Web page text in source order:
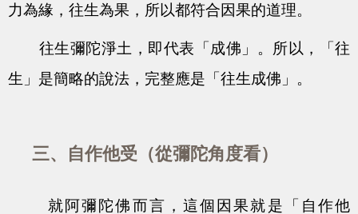
力為緣，往生為果，所以都符合因果的道理。
往生彌陀淨土，即代表「成佛」。所以，「往
生」是簡略的說法，完整應是「往生成佛」。
三、自作他受（從彌陀角度看）
就阿彌陀佛而言，這個因果就是「自作他